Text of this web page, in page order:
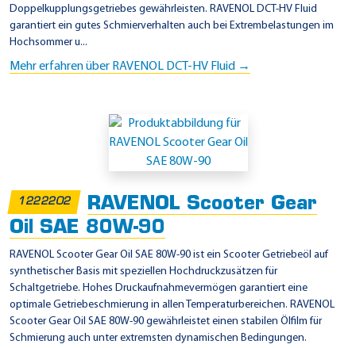
Doppelkupplungsgetriebes gewährleisten. RAVENOL DCT-HV Fluid
garantiert ein gutes Schmierverhalten auch bei Extrembelastungen im
Hochsommer u...
Mehr erfahren über RAVENOL DCT-HV Fluid →
1222202
RAVENOL Scooter Gear
Oil SAE 80W-90
RAVENOL Scooter Gear Oil SAE 80W-90 ist ein Scooter Getriebeöl auf
synthetischer Basis mit speziellen Hochdruckzusätzen für
Schaltgetriebe. Hohes Druckaufnahmevermögen garantiert eine
optimale Getriebeschmierung in allen Temperaturbereichen. RAVENOL
Scooter Gear Oil SAE 80W-90 gewährleistet einen stabilen Ölfilm für
Schmierung auch unter extremsten dynamischen Bedingungen.